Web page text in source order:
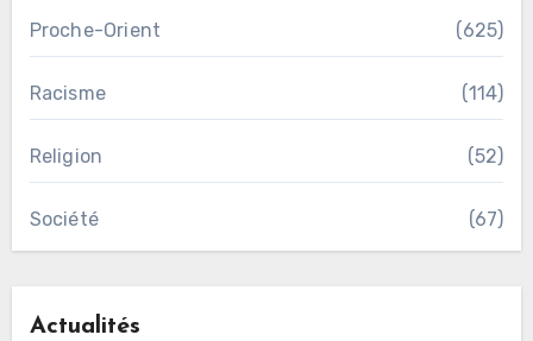
Proche-Orient (625)
Racisme (114)
Religion (52)
Société (67)
Actualités